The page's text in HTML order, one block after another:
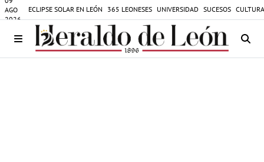
AGO
2026
ECLIPSE SOLAR EN LEÓN 365 LEONESES UNIVERSIDAD SUCESOS